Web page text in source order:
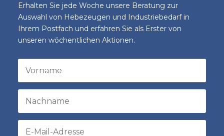
Erhalten Sie jede Woche unsere Beratung zur
Auswahl von Hebezeugen und Industriebedarf in
Ihrem Postfach und erfahren Sie als Erster von
unseren wöchentlichen Aktionen.